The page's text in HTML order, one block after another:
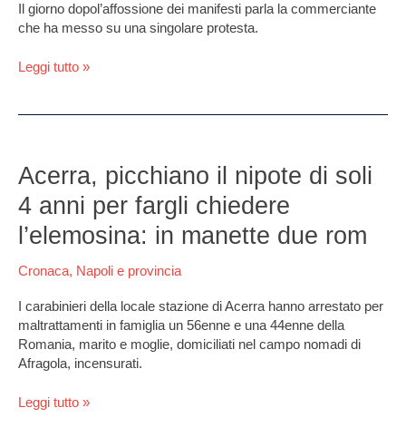
Il giorno dopol’affossione dei manifesti parla la commerciante
che ha messo su una singolare protesta.
corso.
GUARDA
VIDEO
Leggi tutto »
Acerra, picchiano il nipote di soli
4 anni per fargli chiedere
l’elemosina: in manette due rom
Cronaca, Napoli e provincia
I carabinieri della locale stazione di Acerra hanno arrestato per
maltrattamenti in famiglia un 56enne e una 44enne della
Romania, marito e moglie, domiciliati nel campo nomadi di
Afragola, incensurati.
picchiano
il
nipote
di
soli
4
per
fargli
chiedere
l’elemosina:
manette
Leggi tutto »